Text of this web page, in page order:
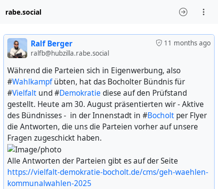
rabe.social
11 months ago
Ralf Berger
ralfb@hubzilla.rabe.social
Während die Parteien sich in Eigenwerbung, also
#Wahlkampfübten, hat das Bocholter Bündnis für
#Vielfalt und #Demokratie diese auf den Prüfstand
gestellt. Heute am 30. August präsentierten wir - Aktive
des Bündnisses - in der Innenstadt in #Bocholt per Flyer
die Antworten, die uns die Parteien vorher auf unsere
Fragen zugeschickt haben.
Alle Antworten der Parteien gibt es auf der Seite
https://vielfalt-demokratie-bocholt.de/cms/geh-waehlen-
kommunalwahlen-2025